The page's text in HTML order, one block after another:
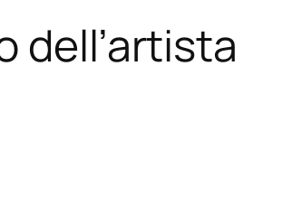
dell’artista